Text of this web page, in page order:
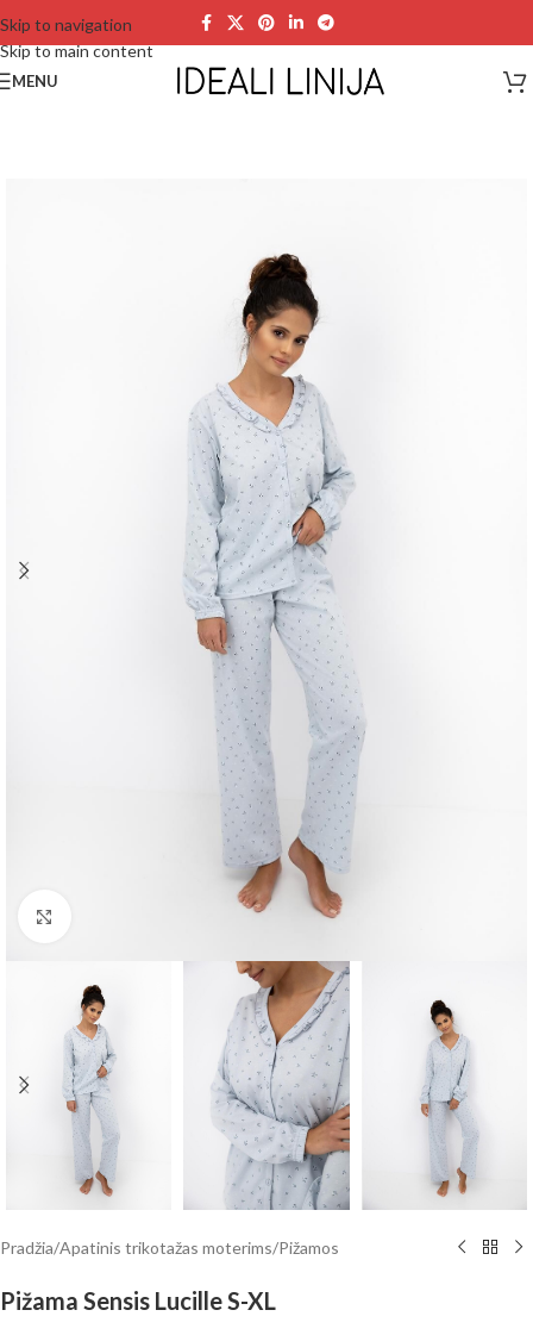
Skip to navigation
Skip to main content
MENU
Pradžia/Apatinis trikotažas moterims/Pižamos
Pižama Sensis Lucille S-XL